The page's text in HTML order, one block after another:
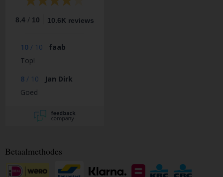
8.4 / 10 10.6K reviews
10 / 10
faab
Top!
8 / 10
Jan Dirk
Goed
Betaalmethodes